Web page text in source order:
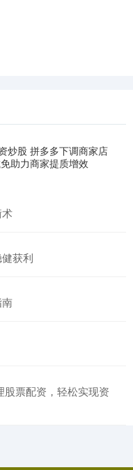
炒股 拼多多下调商家店
助力商家提质增效
获利
票配资，轻松实现资